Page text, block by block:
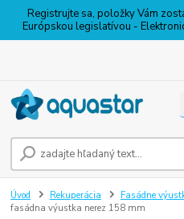
Registrujte sa, položky Vám
Európskou legislatívou -
Úvod Rekuperácia Fasádne
fasádna výustka nerez 158 mm